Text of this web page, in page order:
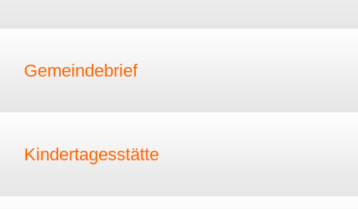
Gemeindebrief
Kindertagesstätte